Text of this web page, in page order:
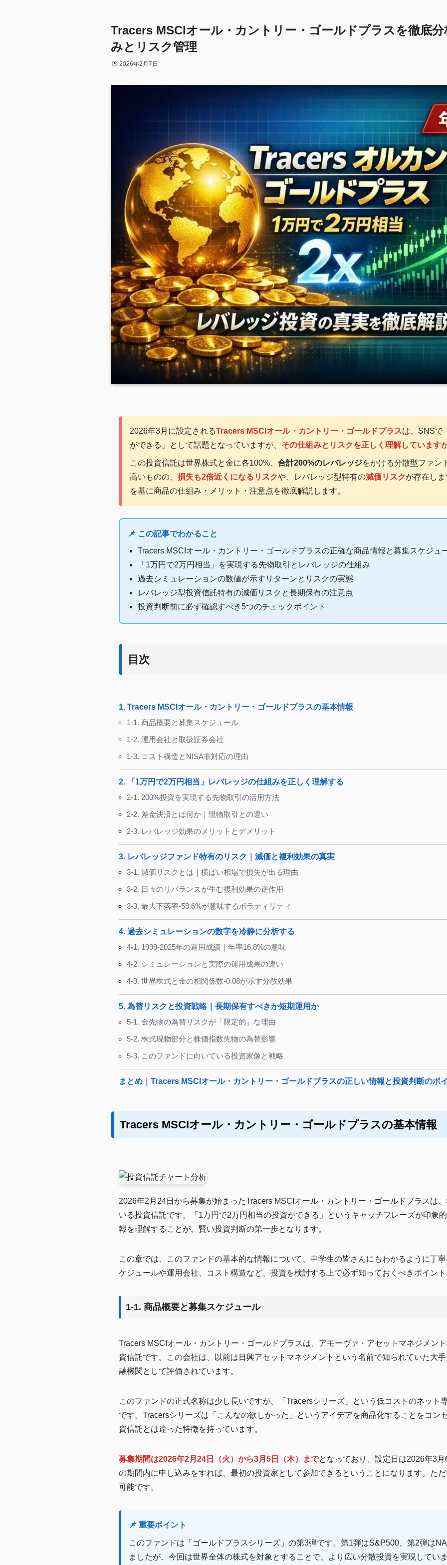
Tracers MSCIオール・カントリー・ゴールドプラスを徹底分
みとリスク管理
2026年2月7日
2026年3月に設定されるTracers MSCIオール・カントリー・ゴールドプラスは、SNSで
ができる」として話題となっていますが、 その仕組みとリスクを正しく理解しています
この投資信託は世界株式と金に各100%、 合計200%のレバレッジをかける分散型ファン
高いものの、 損失も2倍近くになるリスクや、レバレッジ型特有の減価リスクが存在し
を基に商品の仕組み・メリット・注意点を徹底解説します。
📌 この記事でわかること
Tracers MSCIオール・カントリー・ゴールドプラスの正確な商品情報と募集スケジュ
「1万円で2万円相当」を実現する先物取引とレバレッジの仕組み
過去シミュレーションの数値が示すリターンとリスクの実態
レバレッジ型投資信託特有の減価リスクと長期保有の注意点
投資判断前に必ず確認すべき5つのチェックポイント
目次
1. Tracers MSCIオール・カントリー・ゴールドプラスの基本情報
1-1. 商品概要と募集スケジュール
1-2. 運用会社と取扱証券会社
1-3. コスト構造とNISA非対応の理由
2. 「1万円で2万円相当」レバレッジの仕組みを正しく理解する
2-1. 200%投資を実現する先物取引の活用方法
2-2. 差金決済とは何か｜現物取引との違い
2-3. レバレッジ効果のメリットとデメリット
3. レバレッジファンド特有のリスク｜減価と複利効果の真実
3-1. 減価リスクとは｜横ばい相場で損失が出る理由
3-2. 日々のリバランスが生む複利効果の逆作用
3-3. 最大下落率-59.6%が意味するボラティリティ
4. 過去シミュレーションの数字を冷静に分析する
4-1. 1999-2025年の運用成績｜年率16.8%の意味
4-2. シミュレーションと実際の運用成果の違い
4-3. 世界株式と金の相関係数-0.08が示す分散効果
5. 為替リスクと投資戦略｜長期保有すべきか短期運用か
5-1. 金先物の為替リスクが「限定的」な理由
5-2. 株式現物部分と株価指数先物の為替影響
5-3. このファンドに向いている投資家像と戦略
まとめ｜Tracers MSCIオール・カントリー・ゴールドプラスの正しい情報と投資判断のポ
Tracers MSCIオール・カントリー・ゴールドプラスの基本情報
2026年2月24日から募集が始まったTracers MSCIオール・カントリー・ゴールドプラスは
いる投資信託です。「1万円で2万円相当の投資ができる」というキャッチフレーズが印象
報を理解することが、賢い投資判断の第一歩となります。
この章では、このファンドの基本的な情報について、中学生の皆さんにもわかるように丁
ケジュールや運用会社、コスト構造など、投資を検討する上で必ず知っておくべきポイン
1-1. 商品概要と募集スケジュール
Tracers MSCIオール・カントリー・ゴールドプラスは、アモーヴァ・アセットマネジメン
資信託です。この会社は、以前は日興アセットマネジメントという名前で知られていた大
融機関として評価されています。
このファンドの正式名称は少し長いですが、「Tracersシリーズ」という低コストのネット
です。Tracersシリーズは「こんなの欲しかった」というアイデアを商品化することをコン
資信託とは違った特徴を持っています。
募集期間は2026年2月24日（火）から3月5日（木）までとなっており、設定日は2026年3
の期間内に申し込みをすれば、最初の投資家として参加できるということになります。た
可能です。
📌 重要ポイント
このファンドは「ゴールドプラスシリーズ」の第3弾です。第1弾はS&P500、第2弾は
ましたが、今回は世界全体の株式を対象とすることで、より広い分散投資を実現してい